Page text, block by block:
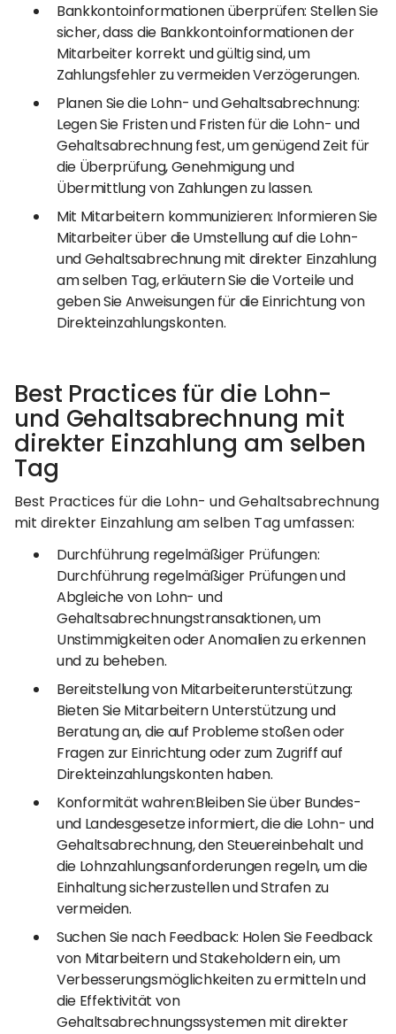
Bankkontoinformationen überprüfen: Stellen Sie
sicher, dass die Bankkontoinformationen der
Mitarbeiter korrekt und gültig sind, um
Zahlungsfehler zu vermeiden Verzögerungen.
Planen Sie die Lohn- und Gehaltsabrechnung:
Legen Sie Fristen und Fristen für die Lohn- und
Gehaltsabrechnung fest, um genügend Zeit für
die Überprüfung, Genehmigung und
Übermittlung von Zahlungen zu lassen.
Mit Mitarbeitern kommunizieren: Informieren Sie
Mitarbeiter über die Umstellung auf die Lohn-
und Gehaltsabrechnung mit direkter Einzahlung
am selben Tag, erläutern Sie die Vorteile und
geben Sie Anweisungen für die Einrichtung von
Direkteinzahlungskonten.
Best Practices für die Lohn-
und Gehaltsabrechnung mit
direkter Einzahlung am selben
Tag
Best Practices für die Lohn- und Gehaltsabrechnung
mit direkter Einzahlung am selben Tag umfassen:
Durchführung regelmäßiger Prüfungen:
Durchführung regelmäßiger Prüfungen und
Abgleiche von Lohn- und
Gehaltsabrechnungstransaktionen, um
Unstimmigkeiten oder Anomalien zu erkennen
und zu beheben.
Bereitstellung von Mitarbeiterunterstützung:
Bieten Sie Mitarbeitern Unterstützung und
Beratung an, die auf Probleme stoßen oder
Fragen zur Einrichtung oder zum Zugriff auf
Direkteinzahlungskonten haben.
Konformität wahren:Bleiben Sie über Bundes-
und Landesgesetze informiert, die die Lohn- und
Gehaltsabrechnung, den Steuereinbehalt und
die Lohnzahlungsanforderungen regeln, um die
Einhaltung sicherzustellen und Strafen zu
vermeiden.
Suchen Sie nach Feedback: Holen Sie Feedback
von Mitarbeitern und Stakeholdern ein, um
Verbesserungsmöglichkeiten zu ermitteln und
die Effektivität von
Gehaltsabrechnungssystemen mit direkter